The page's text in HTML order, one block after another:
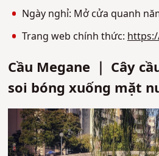
Ngày nghỉ: Mở cửa quanh
Trang web chính thức:
Cầu Megane ｜ Cây
soi bóng xuống mặt